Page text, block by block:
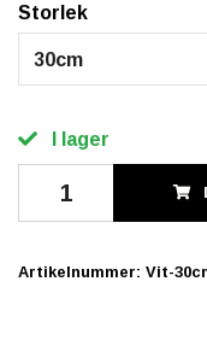
Storlek
30cm
I lager
Artikelnummer: Vit-